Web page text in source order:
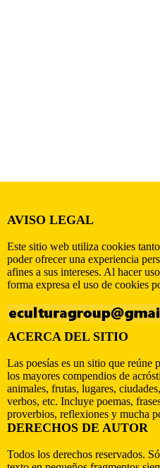
AVISO LEGAL
Este sitio web utiliza cookies
poder ofrecer una experiencia
afines a sus intereses. Al hacer
forma expresa el uso de cookies
ACERCA DEL SITIO
Las poesías es un sitio que reúne
los mayores compendios de
animales, frutas, lugares,
verbos, etc. Incluye poemas,
proverbios, reflexiones y mucha
DERECHOS DE AUTOR
Todos los derechos reservados.